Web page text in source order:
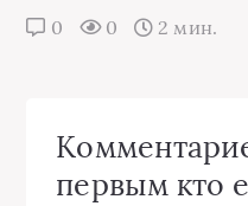
0 0 2 мин.
первым кто